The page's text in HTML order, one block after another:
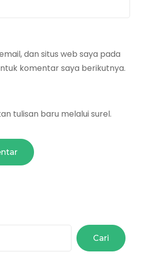
dan situs web saya pada
komentar saya berikutnya.
tulisan baru melalui surel.
Cari